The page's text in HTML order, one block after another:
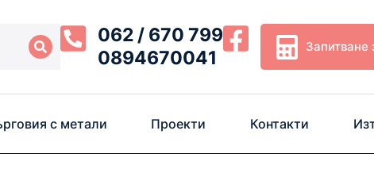
062 / 670 799
0894670041
Запитване
с метали Проекти Контакти